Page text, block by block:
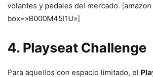
volantes y pedales del mercado. [amazon
box=»B000M45I1U»]
4. Playseat Challenge
Para aquellos con espacio limitado, el